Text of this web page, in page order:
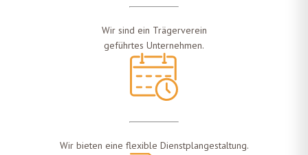
Wir sind ein Trägerverein
geführtes Unternehmen.
Wir bieten eine flexible Dienstplangestaltung.